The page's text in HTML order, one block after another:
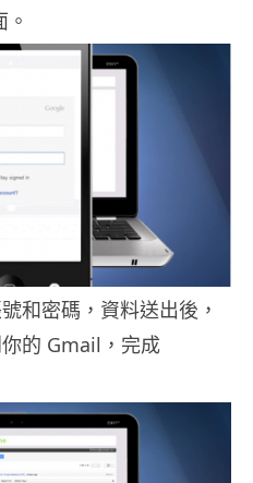
和密碼，資料送出後，
的 Gmail，完成